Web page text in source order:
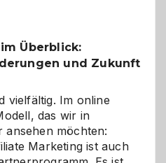
Überblick:
und Zukunft
vielfältig. Im online
das wir in
ansehen möchten:
Marketing ist auch